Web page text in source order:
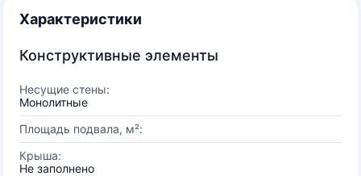
Характеристики
Конструктивные элементы
Несущие стены:
Монолитные
Площадь подвала, м²:
Крыша:
Не заполнено